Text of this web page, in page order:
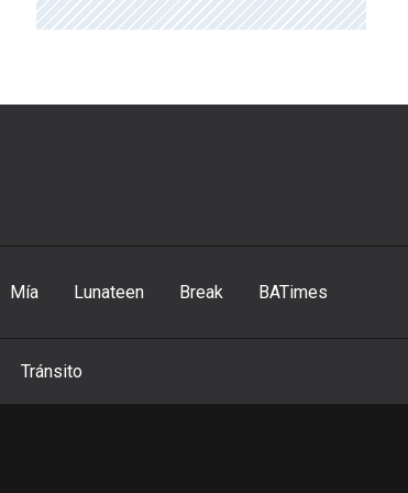
Mía Lunateen Break BATimes
Tránsito